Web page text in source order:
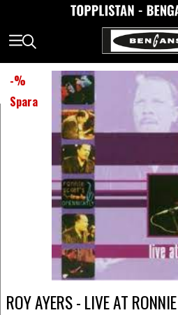
-%
Spara
ROY AYERS - LIVE AT